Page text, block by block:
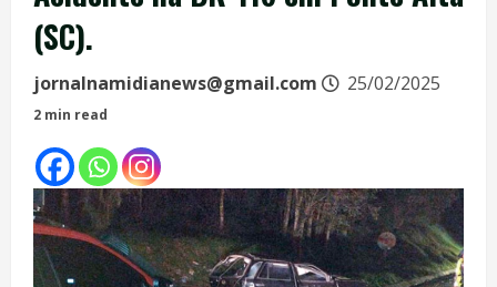
(SC).
jornalnamidianews@gmail.com 25/02/2025
2 min read